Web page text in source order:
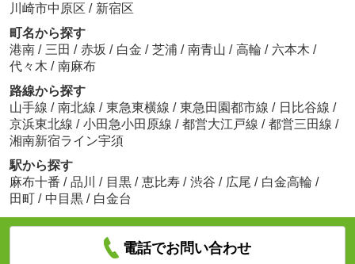
川崎市中原区 / 新宿区
町名から探す
港南 / 三田 / 赤坂 / 白金 / 芝浦 / 南青山 / 高輪 / 六本木 /
代々木 / 南麻布
路線から探す
山手線 / 南北線 / 東急東横線 / 東急田園都市線 / 日比谷線 /
京浜東北線 / 小田急小田原線 / 都営大江戸線 / 都営三田線 /
湘南新宿ライン宇須
駅から探す
麻布十番 / 品川 / 目黒 / 恵比寿 / 渋谷 / 広尾 / 白金高輪 /
田町 / 中目黒 / 白金台
電話でお問い合わせ